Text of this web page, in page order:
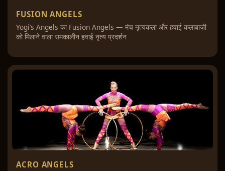
FUSION ANGELS
Yogi’s Angels का Fusion Angels — मंच नृत्यकला और हवाई कलाबाज़ी
को मिलाने वाला समकालीन हवाई नृत्य प्रदर्शन
ACRO ANGELS